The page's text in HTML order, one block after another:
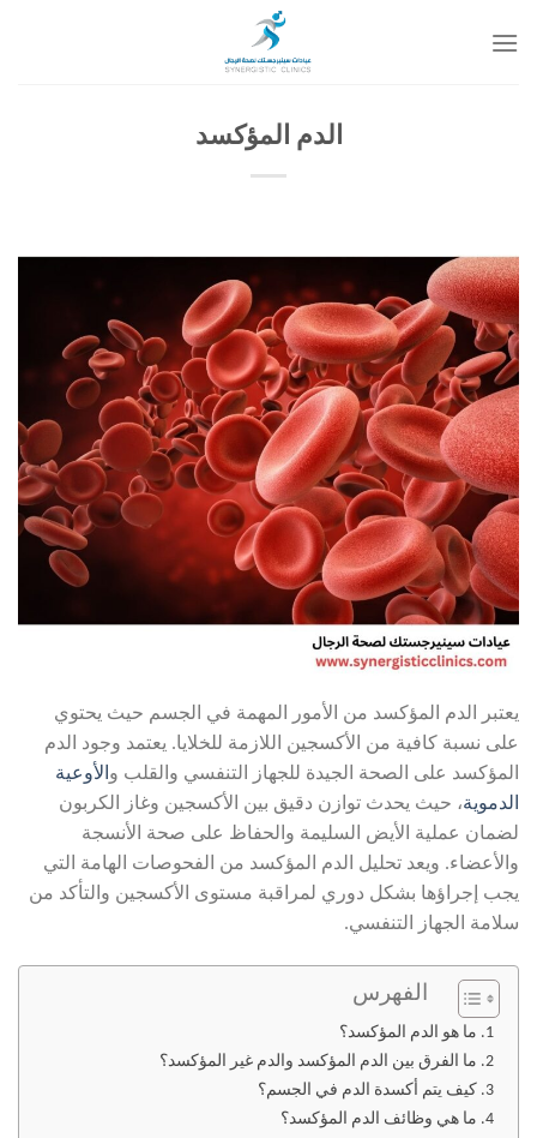
للمحتوى
الدم المؤكسد
يعتبر الدم المؤكسد من الأمور المهمة في الجسم حيث يحتوي
على نسبة كافية من الأكسجين اللازمة للخلايا. يعتمد وجود الدم
المؤكسد على الصحة الجيدة للجهاز التنفسي والقلب والأوعية
الدموية، حيث يحدث توازن دقيق بين الأكسجين وغاز الكربون
لضمان عملية الأيض السليمة والحفاظ على صحة الأنسجة
والأعضاء. ويعد تحليل الدم المؤكسد من الفحوصات الهامة التي
يجب إجراؤها بشكل دوري لمراقبة مستوى الأكسجين والتأكد من
سلامة الجهاز التنفسي.
الفهرس
ما هو الدم المؤكسد؟
ما الفرق بين الدم المؤكسد والدم غير المؤكسد؟
كيف يتم أكسدة الدم في الجسم؟
ما هي وظائف الدم المؤكسد؟